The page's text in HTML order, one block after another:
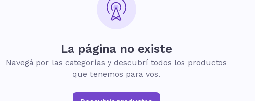
La página no existe
Navegá por las categorías y descubrí todos los productos
que tenemos para vos.